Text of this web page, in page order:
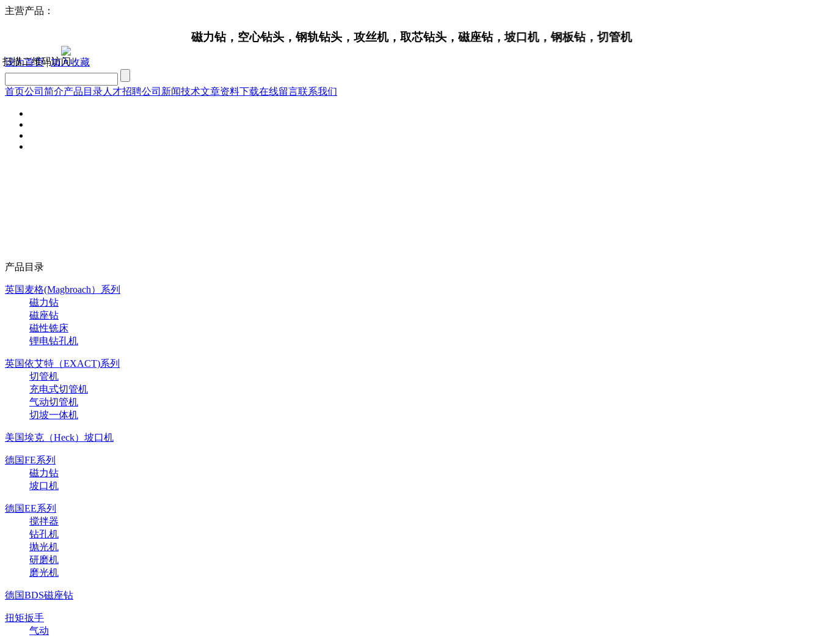
主营产品：
磁力钻，空心钻头，钢轨钻头，攻丝机，取芯钻头，磁座钻，坡口机，钢板钻，切管机
设为首页|加入收藏
首页公司简介产品目录人才招聘公司新闻技术文章资料下载在线留言联系我们
产品目录
英国麦格(Magbroach）系列
磁力钻
磁座钻
磁性铣床
锂电钻孔机
英国依艾特（EXACT)系列
切管机
充电式切管机
气动切管机
切坡一体机
美国埃克（Heck）坡口机
德国FE系列
磁力钻
坡口机
德国EE系列
搅拌器
钻孔机
抛光机
研磨机
磨光机
德国BDS磁座钻
扭矩扳手
气动
扫描二维码访问